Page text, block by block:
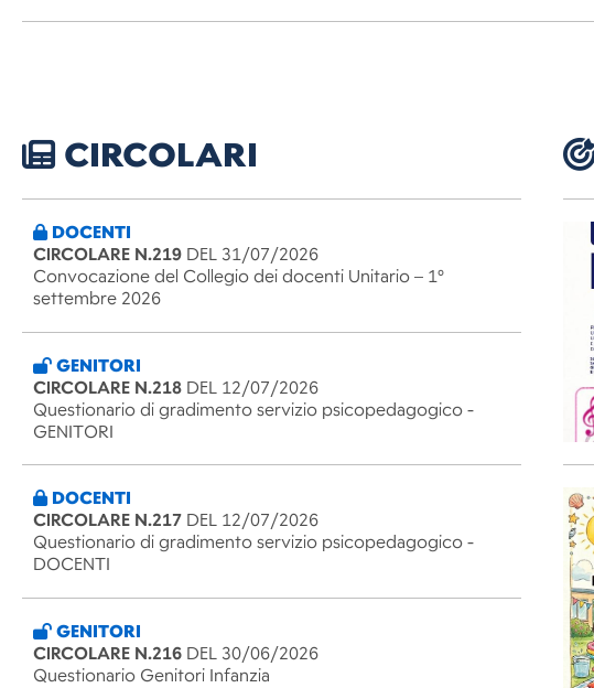
CIRCOLARI
DOCENTI
CIRCOLARE N.219 DEL 31/07/2026
Convocazione del Collegio dei docenti Unitario – 1°
settembre 2026
GENITORI
CIRCOLARE N.218 DEL 12/07/2026
Questionario di gradimento servizio psicopedagogico -
GENITORI
DOCENTI
CIRCOLARE N.217 DEL 12/07/2026
Questionario di gradimento servizio psicopedagogico -
DOCENTI
GENITORI
CIRCOLARE N.216 DEL 30/06/2026
Questionario Genitori Infanzia